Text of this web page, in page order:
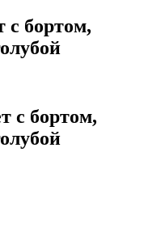
с бортом,
с бортом,